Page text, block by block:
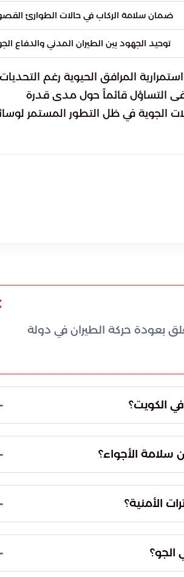
ضمان سلامة الركاب في حالات الطوارئ
توحيد الجهود بين الطيران المدني والدفاع
المرافق الحيوية رغم التحديات
التساؤل قائماً حول مدى قدرة
الجوية في ظل التطور المستمر
المتعلق بعودة حركة الطيران في دولة
التي استدعت اتخاذ تدابير
حماية المجال الجوي الوطني
مخاطر محتملة في الأجواء المتأثرة